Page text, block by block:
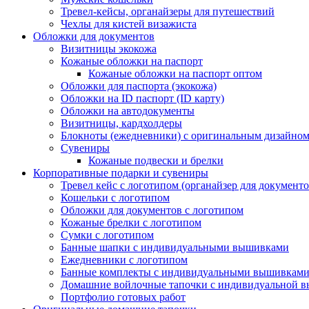
Тревел-кейсы, органайзеры для путешествий
Чехлы для кистей визажиста
Обложки для документов
Визитницы экокожа
Кожаные обложки на паспорт
Кожаные обложки на паспорт оптом
Обложки для паспорта (экокожа)
Обложки на ID паспорт (ID карту)
Обложки на автодокументы
Визитницы, кардхолдеры
Блокноты (ежедневники) с оригинальным дизайном
Сувениры
Кожаные подвески и брелки
Корпоративные подарки и сувениры
Тревел кейс с логотипом (органайзер для
Кошельки с логотипом
Обложки для документов с логотипом
Кожаные брелки с логотипом
Сумки с логотипом
Банные шапки с индивидуальными вышивками
Ежедневники с логотипом
Банные комплекты с индивидуальными вышивками
Домашние войлочные тапочки с индивидуальной
Портфолио готовых работ